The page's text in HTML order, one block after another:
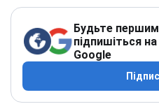
Будьте
підпишіться
Google